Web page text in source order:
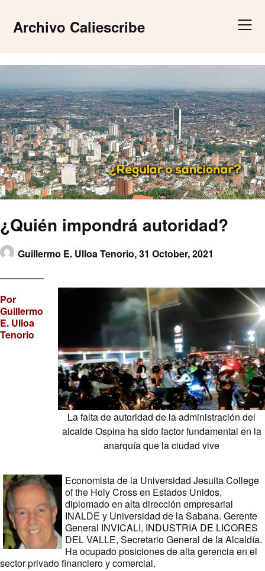
contentArchivo Caliescribe
¿Quién impondrá autoridad?
Guillermo E. Ulloa Tenorio,31 October, 2021
La falta de autoridad de la administración del
alcalde Ospina ha sido factor fundamental en la
anarquía que la ciudad vive
Por
Guillermo
E. Ulloa
Tenorio
Economista de la Universidad Jesuita College
of the Holy Cross en Estados Unidos,
diplomado en alta dirección empresarial
INALDE y Universidad de la Sabana. Gerente
General INVICALI, INDUSTRIA DE LICORES
DEL VALLE, Secretario General de la Alcaldía.
Ha ocupado posiciones de alta gerencia en el
sector privado financiero y comercial.